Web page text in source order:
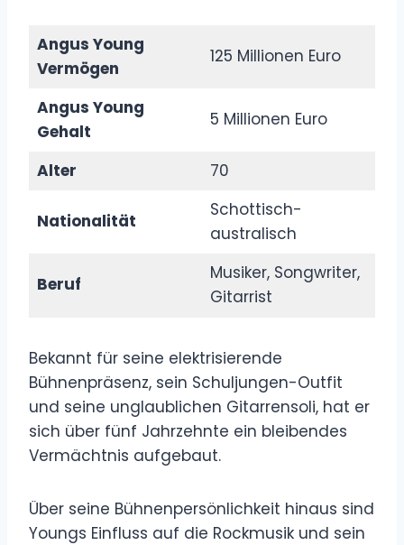
Angus Young
Vermögen
125 Millionen Euro
Angus Young
Gehalt
5 Millionen Euro
Alter 70
Nationalität
Schottisch-
australisch
Beruf
Musiker, Songwriter,
Gitarrist
Bekannt für seine elektrisierende
Bühnenpräsenz, sein Schuljungen-Outfit
und seine unglaublichen Gitarrensoli, hat er
sich über fünf Jahrzehnte ein bleibendes
Vermächtnis aufgebaut.
Über seine Bühnenpersönlichkeit hinaus sind
Youngs Einfluss auf die Rockmusik und sein